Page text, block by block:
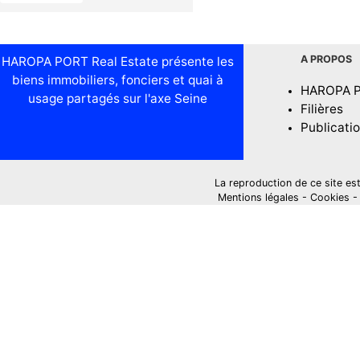
HAROPA PORT Real Estate présente les
biens immobiliers, fonciers et quai à
usage partagés sur l'axe Seine
A PROPOS
HAROPA
Filières
La reproduction de ce site
Mentions légales - Cookies -